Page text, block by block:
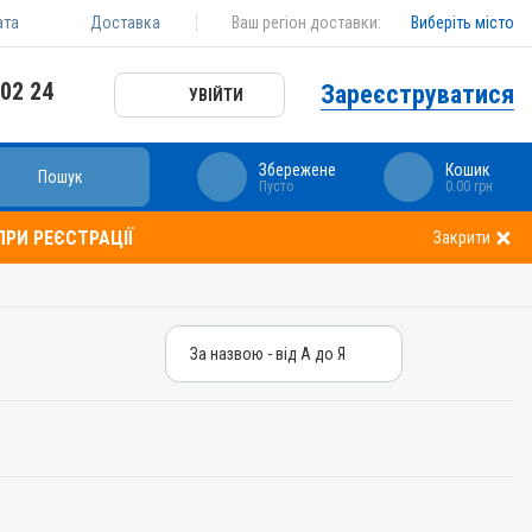
Доставка Ваш регіон доставки: Виберіть місто
24 УВІЙТИ Зареєструватися
Пошук Збережене
Пусто
Кошик
0.00 грн
РЕЄСТРАЦІЇ Закрити
За назвою - від А до Я